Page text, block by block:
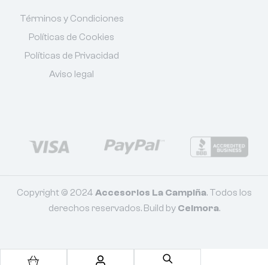
Términos y Condiciones
Políticas de Cookies
Políticas de Privacidad
Aviso legal
Copyright © 2024 Accesorios La Campiña. Todos los
derechos reservados. Build byCelmora.